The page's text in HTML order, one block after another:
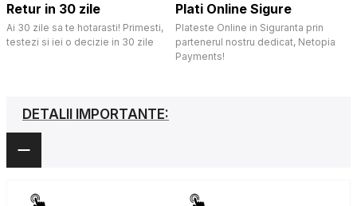
Retur in 30 zile
Ai 30 zile sa te hotarasti! Primesti,
testezi si iei o decizie in 30 zile
Plati Online Sigure
Plateste Online in Siguranta prin
partenerul nostru dedicat, Netopia
Payments!
DETALII IMPORTANTE: